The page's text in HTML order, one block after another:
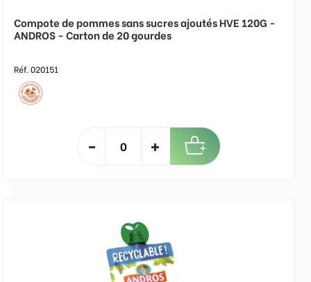
Compote de pommes sans sucres ajoutés HVE 120G -
ANDROS - Carton de 20 gourdes
Réf. 020151